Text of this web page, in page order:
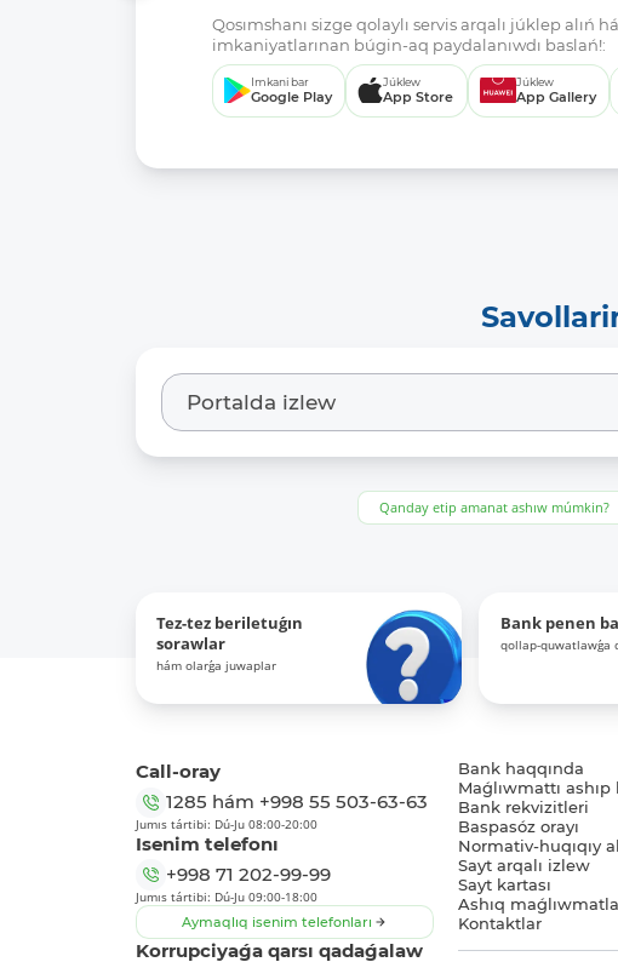
Qosımshanı sizge qolaylı servis arqalı júklep alıń
imkaniyatlarınan búgin-aq paydalanıwdı baslań!:
Imkani bar
Google Play
Júklew
App Store
Júklew
App Gallery
Qanday etip amanat ashıw múmkin?
Tez-tez beriletuǵın
sorawlar
hám olarǵa juwaplar
Bank penen
qollap-quwatlawǵa
Call-oray
1285 hám +998 55 503-63-63
Jumıs tártibi: Dú-Ju 08:00-20:00
Isenim telefonı
+998 71 202-99-99
Jumıs tártibi: Dú-Ju 09:00-18:00
Aymaqlıq isenim telefonları
Korrupciyaǵa qarsı qadaǵalaw
Bank haqqında
Maǵlıwmattı
Bank rekvizitleri
Baspasóz orayı
Normativ-huqıqıy
Sayt arqalı izlew
Sayt kartası
Ashıq
Kontaktlar